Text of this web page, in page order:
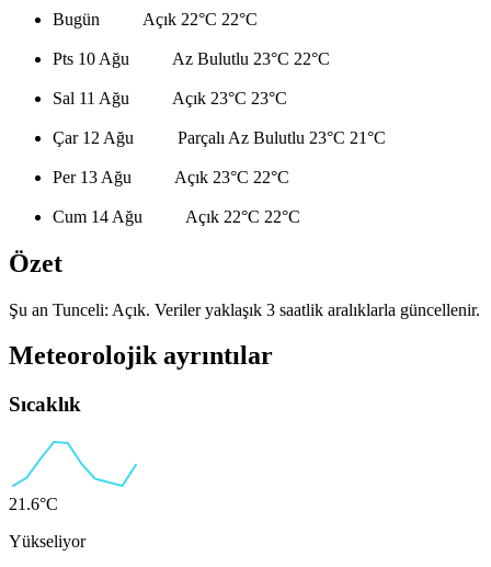
Bugün Açık 22°C 22°C
Pts 10 Ağu Az Bulutlu 23°C 22°C
Sal 11 Ağu Açık 23°C 23°C
Çar 12 Ağu Parçalı Az Bulutlu 23°C 21°C
Per 13 Ağu Açık 23°C 22°C
Cum 14 Ağu Açık 22°C 22°C
Özet
Şu an Tunceli: Açık. Veriler yaklaşık 3 saatlik aralıklarla güncellenir.
Meteorolojik ayrıntılar
Sıcaklık
21.6°C
Yükseliyor